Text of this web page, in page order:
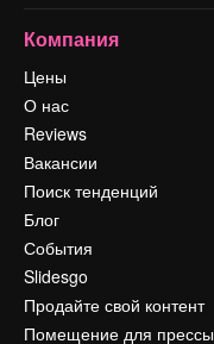
Компания
Цены
О нас
Reviews
Вакансии
Поиск тенденций
Блог
События
Slidesgo
Продайте свой контент
Помещение для прессы